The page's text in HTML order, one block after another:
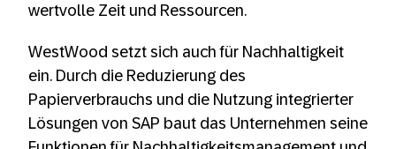
wertvolle Zeit und Ressourcen.
WestWood setzt sich auch für Nachhaltigkeit
ein. Durch die Reduzierung des
Papierverbrauchs und die Nutzung integrierter
Lösungen von SAP baut das Unternehmen seine